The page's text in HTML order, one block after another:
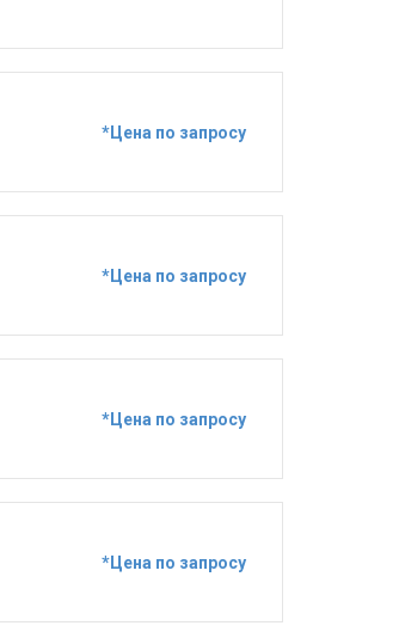
*Цена по запросу
*Цена по запросу
*Цена по запросу
*Цена по запросу